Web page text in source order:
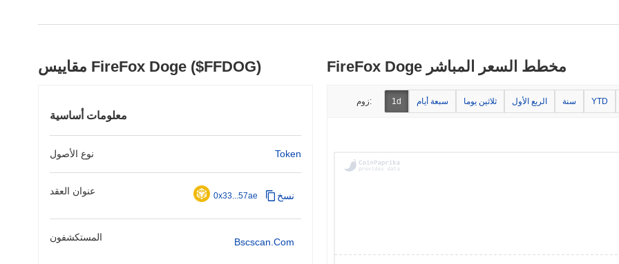
مقاييس FireFox Doge ($FFDOG)
معلومات أساسية
نوع الأصول Token
عنوان العقد 0x33...57ae نسخ
المستكشفون Bscscan.com
FireFox Doge مخطط السعر المباشر
زوم: 1d سبعة أيام ثلاثين يوما الربع الأول سنة YTD